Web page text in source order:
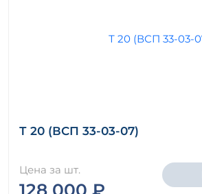
Т 20 (ВСП 33-03-07)
Цена за шт.
128 000 ₽